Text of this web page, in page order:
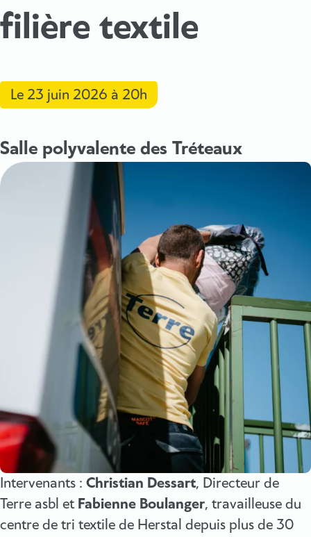
filière textile
Le 23 juin 2026 à 20h
Salle polyvalente des Tréteaux
Intervenants : Christian Dessart, Directeur de
Terre asbl et Fabienne Boulanger, travailleuse du
centre de tri textile de Herstal depuis plus de 30